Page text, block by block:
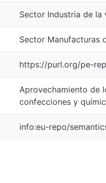
Sector Industria de
Sector Manufacturas
https://purl.org/pe-
Aprovechamiento de
confecciones y
info:eu-repo/